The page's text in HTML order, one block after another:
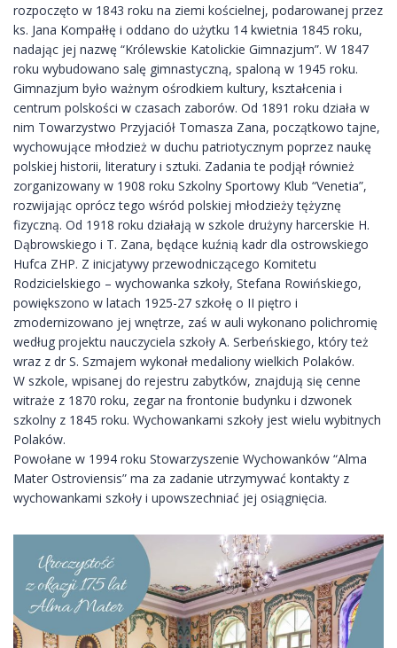
rozpoczęto w 1843 roku na ziemi kościelnej, podarowanej przez
ks. Jana Kompałłę i oddano do użytku 14 kwietnia 1845 roku,
nadając jej nazwę “Królewskie Katolickie Gimnazjum”. W 1847
roku wybudowano salę gimnastyczną, spaloną w 1945 roku.
Gimnazjum było ważnym ośrodkiem kultury, kształcenia i
centrum polskości w czasach zaborów. Od 1891 roku działa w
nim Towarzystwo Przyjaciół Tomasza Zana, początkowo tajne,
wychowujące młodzież w duchu patriotycznym poprzez naukę
polskiej historii, literatury i sztuki. Zadania te podjął również
zorganizowany w 1908 roku Szkolny Sportowy Klub “Venetia”,
rozwijając oprócz tego wśród polskiej młodzieży tężyznę
fizyczną. Od 1918 roku działają w szkole drużyny harcerskie H.
Dąbrowskiego i T. Zana, będące kuźnią kadr dla ostrowskiego
Hufca ZHP. Z inicjatywy przewodniczącego Komitetu
Rodzicielskiego – wychowanka szkoły, Stefana Rowińskiego,
powiększono w latach 1925-27 szkołę o II piętro i
zmodernizowano jej wnętrze, zaś w auli wykonano polichromię
według projektu nauczyciela szkoły A. Serbeńskiego, który też
wraz z dr S. Szmajem wykonał medaliony wielkich Polaków.
W szkole, wpisanej do rejestru zabytków, znajdują się cenne
witraże z 1870 roku, zegar na frontonie budynku i dzwonek
szkolny z 1845 roku. Wychowankami szkoły jest wielu wybitnych
Polaków.
Powołane w 1994 roku Stowarzyszenie Wychowanków “Alma
Mater Ostroviensis” ma za zadanie utrzymywać kontakty z
wychowankami szkoły i upowszechniać jej osiągnięcia.